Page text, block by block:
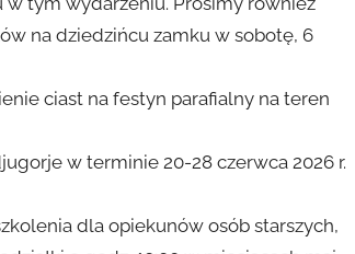
tym wydarzeniu. Prosimy również
na dziedzińcu zamku w sobotę, 6
ciast na festyn parafialny na teren
w terminie 20-28 czerwca 2026 r.
dla opiekunów osób starszych,